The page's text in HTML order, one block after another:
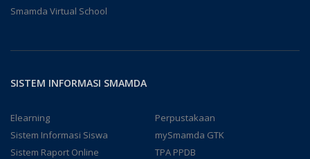
Smamda Virtual School
SISTEM INFORMASI SMAMDA
Elearning
Perpustakaan
Sistem Informasi Siswa
mySmamda GTK
Sistem Raport Online
TPA PPDB